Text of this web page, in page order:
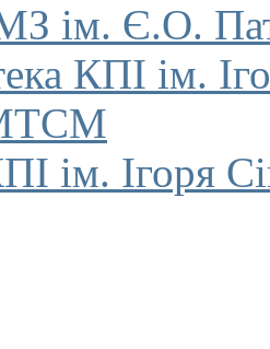
ім. Є.О.
КПІ ім.
ім. Ігоря